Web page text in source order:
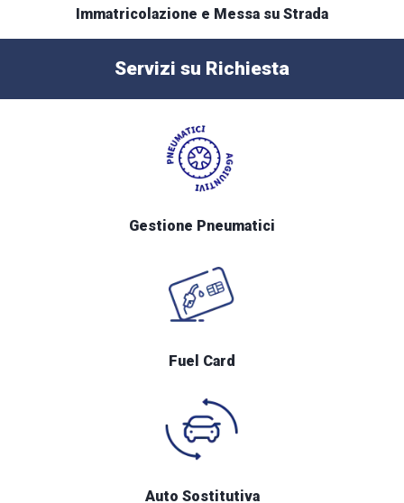
Immatricolazione e Messa su Strada
Servizi su Richiesta
Gestione Pneumatici
Fuel Card
Auto Sostitutiva